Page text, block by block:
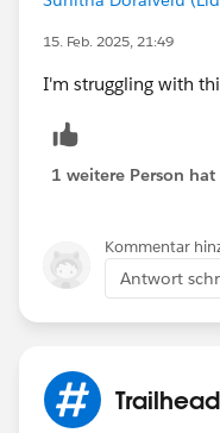
15. Feb. 2025, 21:49
I'm struggling with
1 weitere Person
Kommentar
Antwort